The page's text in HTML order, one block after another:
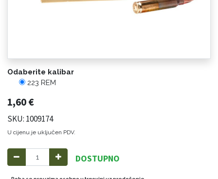
Odaberite kalibar
223 REM
1,60€
SKU: 1009174
U cijenu je uključen PDV.
DOSTUPNO